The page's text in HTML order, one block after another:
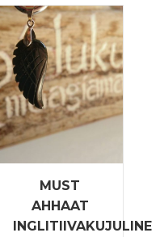
MUST
AHHAAT
INGLITIIVAKUJULINE